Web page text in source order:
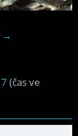
→
7 (čas ve